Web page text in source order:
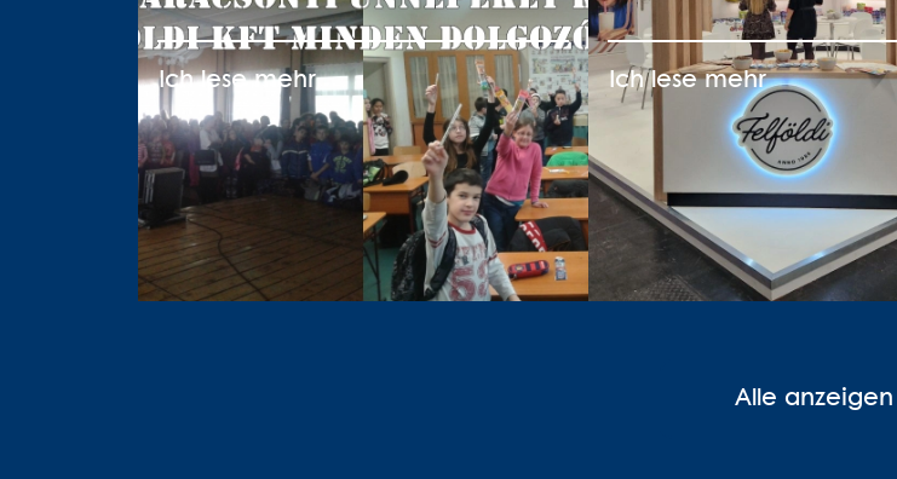
Ich lese mehr Ich lese mehr
Alle anzeigen